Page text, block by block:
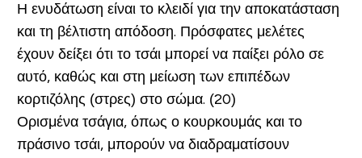
Η ενυδάτωση είναι το κλειδί για την αποκατάσταση
και τη βέλτιστη απόδοση. Πρόσφατες μελέτες
έχουν δείξει ότι το τσάι μπορεί να παίξει ρόλο σε
αυτό, καθώς και στη μείωση των επιπέδων
κορτιζόλης (στρες) στο σώμα. (20)
Ορισμένα τσάγια, όπως ο κουρκουμάς και το
πράσινο τσάι, μπορούν να διαδραματίσουν